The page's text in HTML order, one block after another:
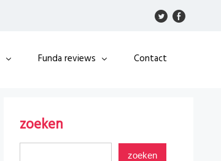
Funda reviews Contact
zoeken